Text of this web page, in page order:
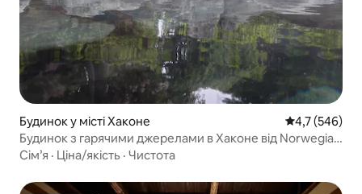
Будинок у місті Хаконе Середня
4,7 (546)
Будинок з гарячими джерелами в Хаконе від Norwegian
Icons
Сім’я · Ціна/якість · Чистота